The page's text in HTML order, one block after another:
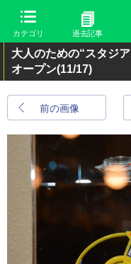
カテゴリ 過去記事
大人のための“スタジ
オープン(11/17)
前の画像